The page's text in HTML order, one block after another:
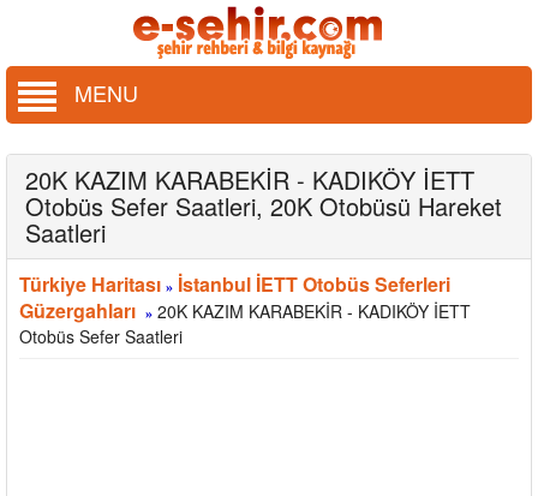
MENU
20K KAZIM KARABEKİR - KADIKÖY İETT
Otobüs Sefer Saatleri, 20K Otobüsü Hareket
Saatleri
Türkiye Haritası » İstanbul İETT Otobüs Seferleri
Güzergahları » 20K KAZIM KARABEKİR - KADIKÖY İETT
Otobüs Sefer Saatleri